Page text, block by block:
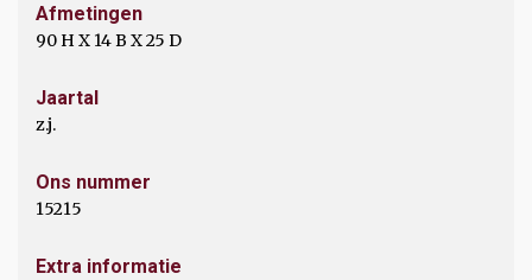
Afmetingen
90 H X 14 B X 25 D
Jaartal
z.j.
Ons nummer
15215
Extra informatie